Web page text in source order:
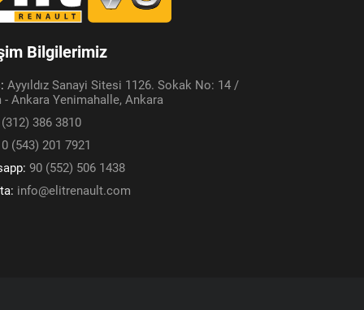
Bilgilerimiz
Ayyıldız Sanayi Sitesi 1126. Sokak No: 14 /
- Ankara Yenimahalle, Ankara
(312) 386 3810
0 (543) 201 7921
90 (552) 506 1438
info@elitrenault.com